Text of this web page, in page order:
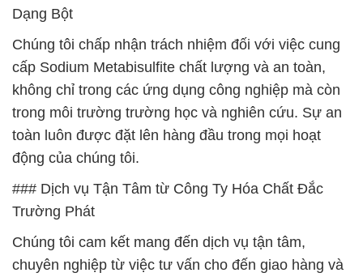
Dạng Bột
Chúng tôi chấp nhận trách nhiệm đối với việc cung
cấp Sodium Metabisulfite chất lượng và an toàn,
không chỉ trong các ứng dụng công nghiệp mà còn
trong môi trường trường học và nghiên cứu. Sự an
toàn luôn được đặt lên hàng đầu trong mọi hoạt
động của chúng tôi.
### Dịch vụ Tận Tâm từ Công Ty Hóa Chất Đắc
Trường Phát
Chúng tôi cam kết mang đến dịch vụ tận tâm,
chuyên nghiệp từ việc tư vấn cho đến giao hàng và